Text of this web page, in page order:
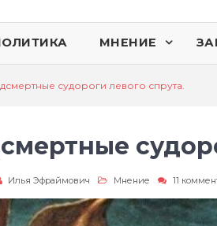
МНЕНИЕ
судороги левого спрута.
Илья Эфраймович Мнение 11